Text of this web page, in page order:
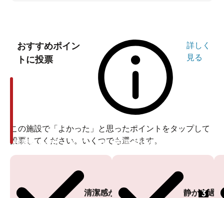
おすすめポイン
トに投票
詳しく
見る
この施設で「よかった」と思ったポイントをタップして
投票してください。いくつでも選べます。
清潔感がある
投票ありがとうございます
静かに過
3
投票ありがとうございます